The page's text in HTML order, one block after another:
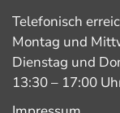
Telefonisch
Montag und
Dienstag und
13:30 – 17:00